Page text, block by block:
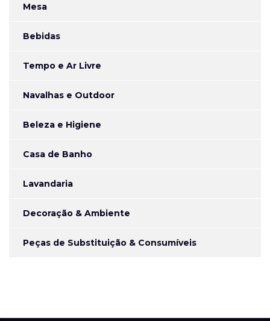
Mesa
Bebidas
Tempo e Ar Livre
Navalhas e Outdoor
Beleza e Higiene
Casa de Banho
Lavandaria
Decoração & Ambiente
Peças de Substituição & Consumíveis